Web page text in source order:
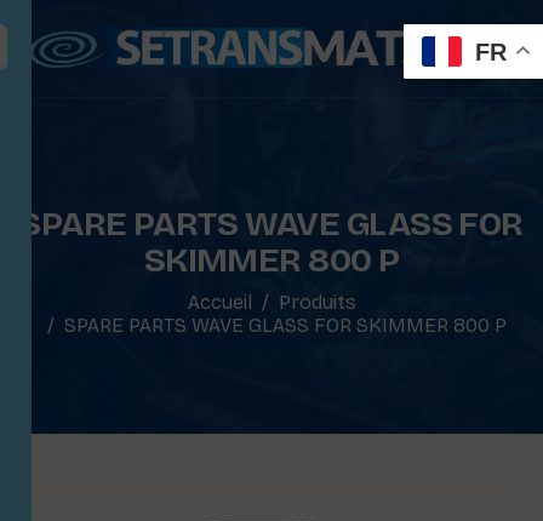
SPARE PARTS WAVE GLASS FOR
SKIMMER 800 P
Accueil
Produits
SPARE PARTS WAVE GLASS FOR SKIMMER 800 P
FR